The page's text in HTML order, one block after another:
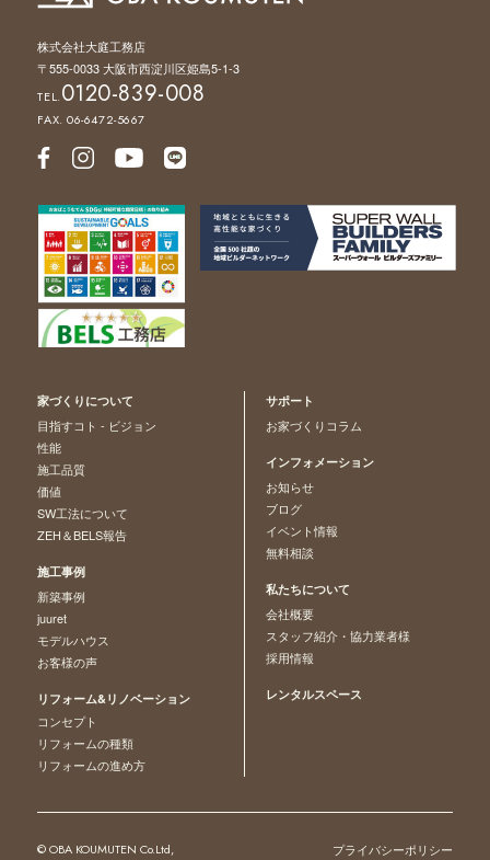
株式会社大庭工務店
〒555-0033 大阪市西淀川区姫島5-1-3
TEL.0120-839-008
FAX. 06-6472-5667
家づくりについて
目指すコト - ビジョン
性能
施工品質
価値
SW工法について
ZEH＆BELS報告
施工事例
新築事例
juuret
モデルハウス
お客様の声
リフォーム&リノベーション
コンセプト
リフォームの種類
リフォームの進め方
サポート
お家づくりコラム
インフォメーション
お知らせ
ブログ
イベント情報
無料相談
私たちについて
会社概要
スタッフ紹介・協力業者様
採用情報
レンタルスペース
© OBA KOUMUTEN Co.Ltd, プライバシーポリシー